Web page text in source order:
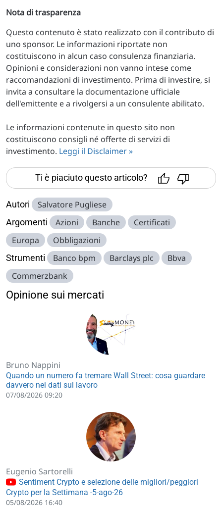
Nota di trasparenza
Questo contenuto è stato realizzato con il contributo di
uno sponsor. Le informazioni riportate non
costituiscono in alcun caso consulenza finanziaria.
Opinioni e considerazioni non vanno intese come
raccomandazioni di investimento. Prima di investire, si
invita a consultare la documentazione ufficiale
dell'emittente e a rivolgersi a un consulente abilitato.
Le informazioni contenute in questo sito non
costituiscono consigli né offerte di servizi di
investimento. Leggi il Disclaimer »
Ti è piaciuto questo articolo?
Autori Salvatore Pugliese
Argomenti Azioni Banche
Certificati
Europa
Obbligazioni
Strumenti Banco bpm Barclays plc
Bbva
Commerzbank
Opinione sui mercati
Bruno Nappini
Quando un numero fa tremare Wall Street: cosa guardare
davvero nei dati sul lavoro
07/08/2026 09:20
Eugenio Sartorelli
Sentiment Crypto e selezione delle migliori/peggiori
Crypto per la Settimana -5-ago-26
05/08/2026 16:40